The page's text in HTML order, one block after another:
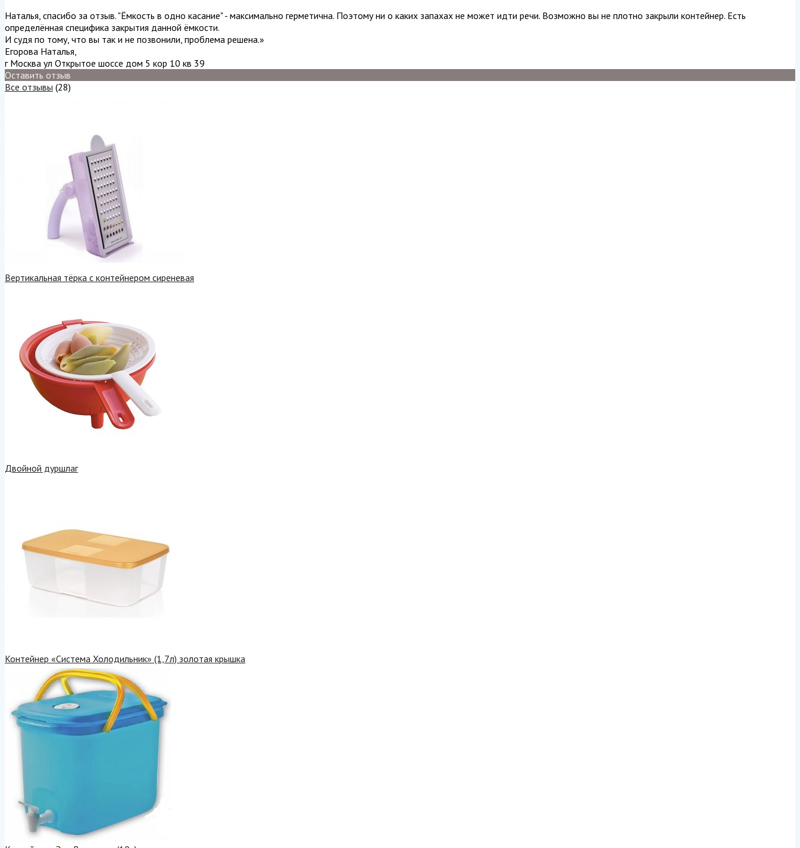
Наталья, спасибо за отзыв. "Ёмкость в одно касание" - максимально герметична. Поэтому ни о каких запахах не может идти речи. Возможно вы не плотно закрыли контейнер. Есть
определённая специфика закрытия данной ёмкости.
И судя по тому, что вы так и не позвонили, проблема решена.»
Егорова Наталья,
г Москва ул Открытое шоссе дом 5 кор 10 кв 39
Оставить отзыв
Все отзывы (28)
Вертикальная тёрка с контейнером сиреневая
Двойной дуршлаг
Контейнер «Система Холодильник» (1,7л) золотая крышка